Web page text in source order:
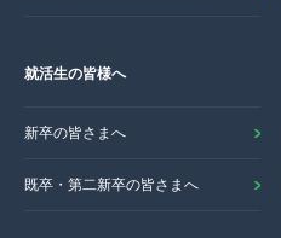
就活生の皆様へ
新卒の皆さまへ
既卒・第二新卒の皆さまへ